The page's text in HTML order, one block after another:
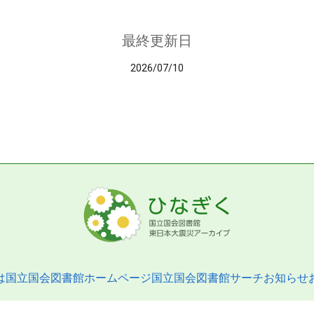
最終更新日
2026/07/10
国立国会図書館ホームページ国立国会図書館サーチお知らせ